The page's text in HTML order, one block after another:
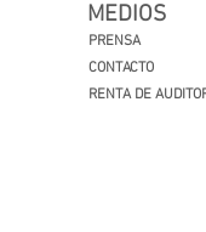
MEDIOS
PRENSA
CONTACTO
RENTA DE